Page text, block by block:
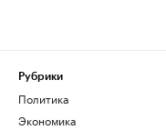
Рубрики
Политика
Экономика